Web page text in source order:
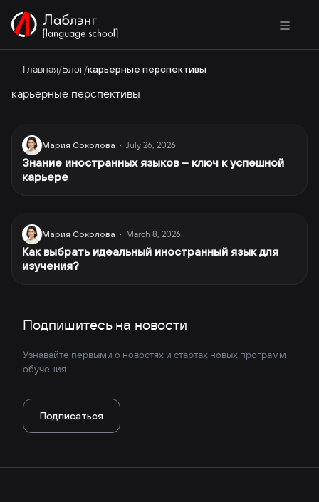
Главная/Блог/карьерные перспективы
карьерные перспективы
Мария Соколова · July 26, 2026
Знание иностранных языков – ключ к успешной
карьере
Мария Соколова · March 8, 2026
Как выбрать идеальный иностранный язык для
изучения?
Подпишитесь на новости
Узнавайте первыми о новостях и стартах новых программ
обучения
Подписаться